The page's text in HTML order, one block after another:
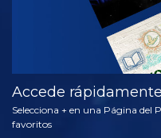
Accede
Selecciona + en una Página
favoritos